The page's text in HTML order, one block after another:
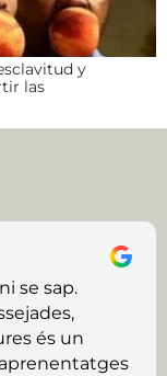
y
las
se sap.
és un